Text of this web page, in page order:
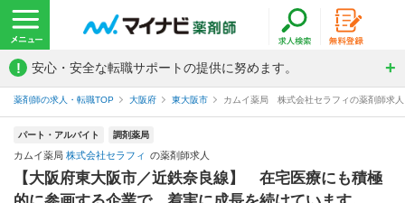
! 安心・安全な転職サポートの提供に努めます。
薬剤師の求人・転職TOP 大阪府 東大阪市 カムイ薬局 株式会社セラフィの薬剤師求人
パート・アルバイト 調剤薬局
カムイ薬局 株式会社セラフィ の薬剤師求人
【大阪府東大阪市／近鉄奈良線】 在宅医療にも積極